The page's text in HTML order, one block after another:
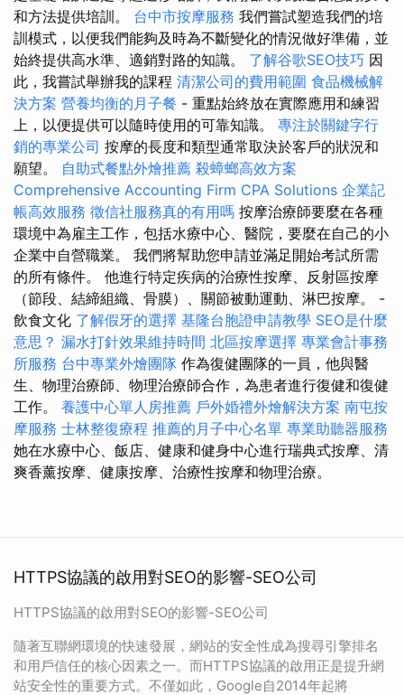
和方法提供培訓。 台中市按摩服務 我們嘗試塑造我們的培
訓模式，以便我們能夠及時為不斷變化的情況做好準備，並
始終提供高水準、適銷對路的知識。 了解谷歌SEO技巧 因
此，我嘗試舉辦我的課程 清潔公司的費用範圍 食品機械解
決方案 營養均衡的月子餐 - 重點始終放在實際應用和練習
上，以便提供可以隨時使用的可靠知識。 專注於關鍵字行
銷的專業公司 按摩的長度和類型通常取決於客戶的狀況和
願望。 自助式餐點外燴推薦 殺蟑螂高效方案
Comprehensive Accounting Firm CPA Solutions 企業記
帳高效服務 徵信社服務真的有用嗎 按摩治療師要麼在各種
環境中為雇主工作，包括水療中心、醫院，要麼在自己的小
企業中自營職業。 我們將幫助您申請並滿足開始考試所需
的所有條件。 他進行特定疾病的治療性按摩、反射區按摩
（節段、結締組織、骨膜）、關節被動運動、淋巴按摩。 -
飲食文化 了解假牙的選擇 基隆台胞證申請教學 SEO是什麼
意思？ 漏水打針效果維持時間 北區按摩選擇 專業會計事務
所服務 台中專業外燴團隊 作為復健團隊的一員，他與醫
生、物理治療師、物理治療師合作，為患者進行復健和復健
工作。 養護中心單人房推薦 戶外婚禮外燴解決方案 南屯按
摩服務 士林整復療程 推薦的月子中心名單 專業助聽器服務
她在水療中心、飯店、健康和健身中心進行瑞典式按摩、清
爽香薰按摩、健康按摩、治療性按摩和物理治療。
HTTPS協議的啟用對SEO的影響-SEO公司
HTTPS協議的啟用對SEO的影響-SEO公司
隨著互聯網環境的快速發展，網站的安全性成為搜尋引擎排名
和用戶信任的核心因素之一。而HTTPS協議的啟用正是提升網
站安全性的重要方式。不僅如此，Google自2014年起將